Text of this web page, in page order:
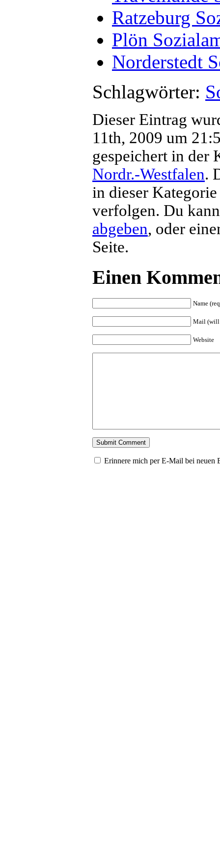
Ratzeburg
Plön
Norderstedt
Schlagwörter:
Dieser Eintrag
11th, 2009 um
gespeichert in der
Nordr.-Westfalen.
in dieser
verfolgen. Du
abgeben, oder
Seite.
Einen
Name
Mail (will
Website
Erinnere mich per E-Mail bei neuen